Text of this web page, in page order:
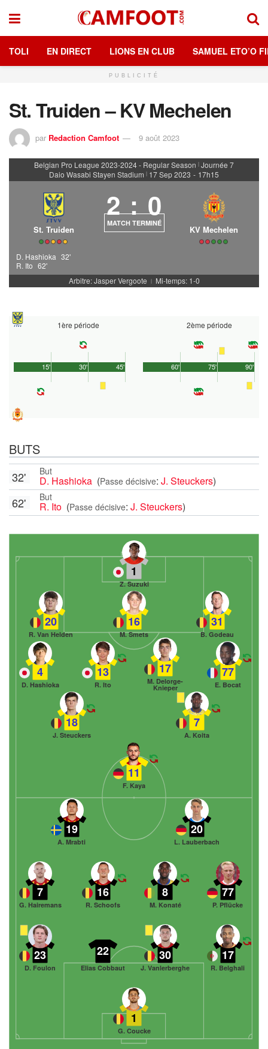
TOLI EN DIRECT LIONS EN CLUB SAMUEL ETO’O
PUBLICITÉ
St. Truiden – KV Mechelen
par Redaction Camfoot 9 août 2023
Belgian Pro League 2023-2024 - Regular Season | Journée 7
Daio Wasabi Stayen Stadium | 17 Sep 2023 - 17h15
St. Truiden
2 : 0
MATCH TERMINÉ
KV Mechelen
D. Hashioka 32'
R. Ito 62'
Arbitre: Jasper Vergoote
| Mi-temps: 1-0
1ère période
45'
15' 30'
2ème période
90'
60' 75'
BUTS
But
D. Hashioka (Passe décisive: J. Steuckers)
32'
But
R. Ito (Passe décisive: J. Steuckers)
62'
1
Z. Suzuki
31
B. Godeau
16
M. Smets
20
R. Van Helden
77
E. Bocat
17
M. Delorge-
Knieper
13
R. Ito
4
D. Hashioka
7
A. Koita
18
J. Steuckers
11
F. Kaya
1
G. Coucke
23
D. Foulon
22
Elias Cobbaut
30
J. Vanlerberghe
17
R. Belghali
7
G. Hairemans
16
R. Schoofs
8
M. Konaté
77
P. Pflücke
19
A. Mrabti
20
L. Lauberbach